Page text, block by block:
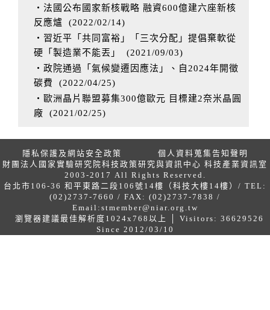
‧法國公布國家新核戰略 融資600億建六座新核
反應爐
(2022/02/14)
‧習近平「共同富裕」「三次分配」提倡棄軟從
硬「製造業不能丟」
(2021/09/03)
‧政院通過「氣候變遷因應法」、自2024年開徵
碳費
(2022/04/25)
‧歐洲晶片聯盟募集300億歐元 目標建2奈米晶圓
廠 (2021/02/25)
隱私保護及網站安全政策
個人資料蒐集告知聲明
財團法人國家實驗研究院科技政策研究與資訊中心 科技產業資訊室
2003-2017 All Rights Reserved.
台北市106-36 和平東路二段106號14樓（科技大樓14樓）/ TEL:
(02)2737-7660 / FAX: (02)2737-7838 /
Email: stmember@niar.org.tw
瀏覽器建議最佳解析度1024x768以上 │ Visitors: 36629526
Since 2012/03/10